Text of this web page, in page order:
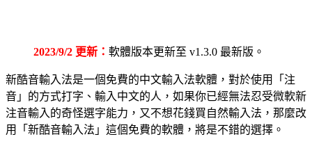
2023/9/2 更新： 軟體版本更新至 v1.3.0 最新版。
新酷音輸入法是一個免費的中文輸入法軟體，對於使用「注
音」的方式打字、輸入中文的人，如果你已經無法忍受微軟新
注音輸入的奇怪選字能力，又不想花錢買自然輸入法，那麼改
用「新酷音輸入法」這個免費的軟體，將是不錯的選擇。